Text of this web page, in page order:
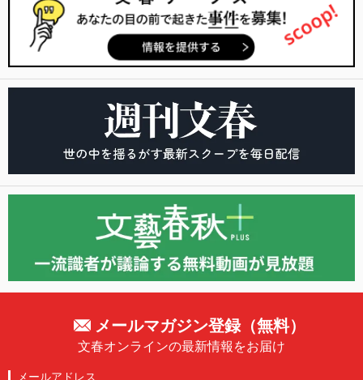
メールマガジン登録（無料）
文春オンラインの最新情報をお届け
メールアドレス